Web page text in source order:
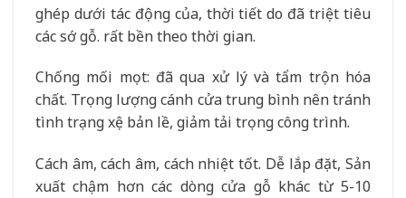
ghép dưới tác động của, thời tiết do đã triệt tiêu
các sớ gỗ. rất bền theo thời gian.
Chống mối mọt: đã qua xử lý và tẩm trộn hóa
chất. Trọng lượng cánh cửa trung bình nên tránh
tình trạng xệ bản lề, giảm tải trọng công trình.
Cách âm, cách âm, cách nhiệt tốt. Dễ lắp đặt, Sản
xuất chậm hơn các dòng cửa gỗ khác từ 5-10